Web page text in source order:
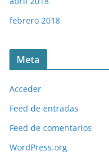
febrero 2018
Meta
Acceder
Feed de entradas
Feed de comentarios
WordPress.org